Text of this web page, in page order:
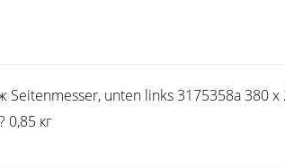
Seitenmesser, unten links 3175358a 380 x
0,85 кг